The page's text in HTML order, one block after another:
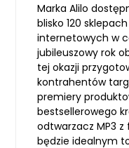
Marka Alilo
blisko 120
internetowych w
jubileuszowy rok
tej okazji
kontrahentów
premiery
bestsellerowego
odtwarzacz MP3
będzie idealnym